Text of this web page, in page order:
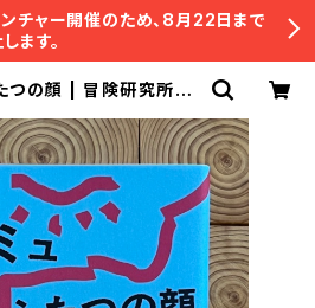
チャー開催のため、8月22日まで
ます。
つの顔 | 冒険研究所書